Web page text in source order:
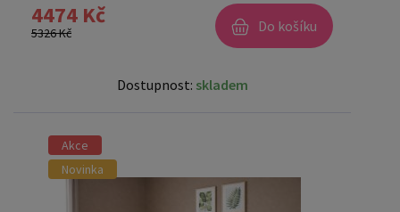
4474 Kč
5326 Kč Do košíku
Dostupnost: skladem
Akce
Novinka